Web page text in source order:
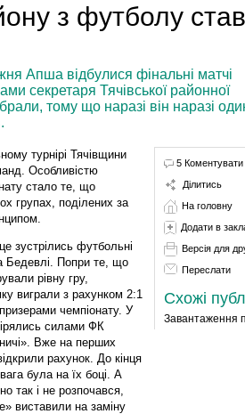
з футболу
Апша відбулися фінальні матчі
секретаря Тячівської районної
тому що наразі він наразі
турнірі Тячівщини
Особливістю
стало те, що
групах, поділених за
зустрілись футбольні
Бедевлі. Попри те, що
рівну гру,
виграли з рахунком 2:1
чемпіонату. У
силами ФК
Вже на перших
рахунок. До кінця
була на їх боці. А
так і не розпочався,
виставили на заміну
5 Коментувати
Ділитись
На головну
Додати в
Версія для
Переслати
Схожі
Завантаження